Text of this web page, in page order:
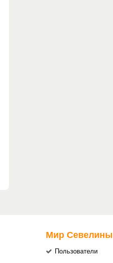
Мир Севелины
Пользователи